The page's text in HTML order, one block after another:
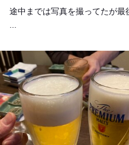
途中までは写真を撮ってたが最